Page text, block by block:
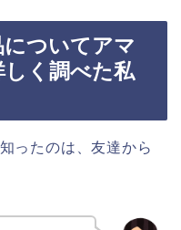
ついてアマ
く調べた私
ったのは、友達から